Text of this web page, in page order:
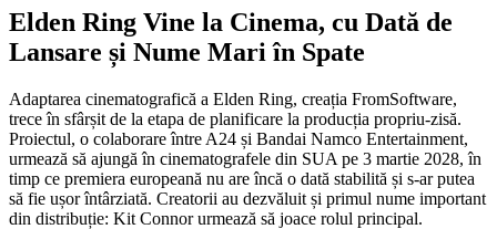
Elden Ring Vine la Cinema, cu Dată de
Lansare și Nume Mari în Spate
Adaptarea cinematografică a Elden Ring, creația FromSoftware,
trece în sfârșit de la etapa de planificare la producția propriu-zisă.
Proiectul, o colaborare între A24 și Bandai Namco Entertainment,
urmează să ajungă în cinematografele din SUA pe 3 martie 2028, în
timp ce premiera europeană nu are încă o dată stabilită și s-ar putea
să fie ușor întârziată. Creatorii au dezvăluit și primul nume important
din distribuție: Kit Connor urmează să joace rolul principal.